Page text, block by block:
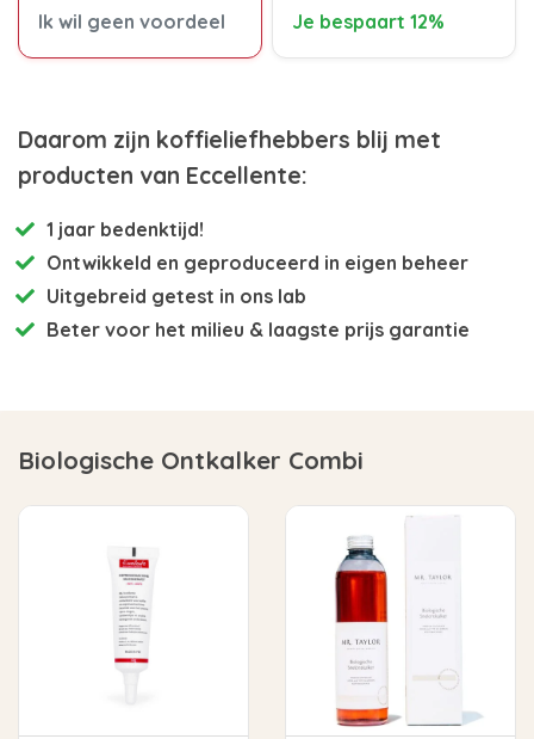
Ik wil geen voordeel Je bespaart 12%
Daarom zijn koffieliefhebbers blij met
producten van Eccellente:
1 jaar bedenktijd!
Ontwikkeld en geproduceerd in eigen beheer
Uitgebreid getest in ons lab
Beter voor het milieu & laagste prijs garantie
Biologische Ontkalker Combi